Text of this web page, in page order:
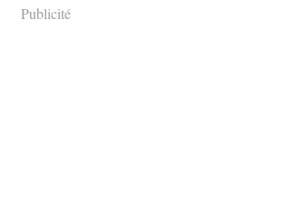
Publicité